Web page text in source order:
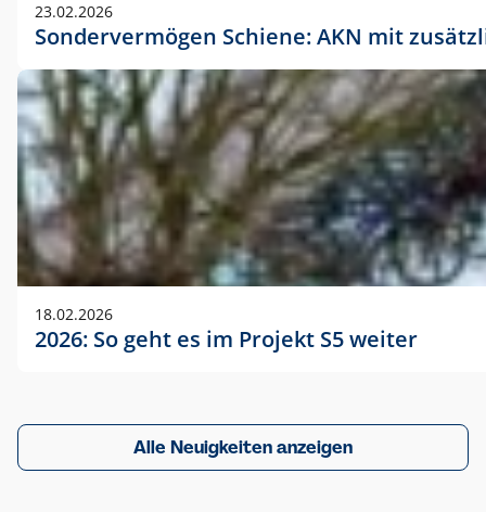
23.02.2026
Sondervermögen Schiene: AKN mit
18.02.2026
2026: So geht es im Projekt S5 weiter
Alle Neuigkeiten anzeigen